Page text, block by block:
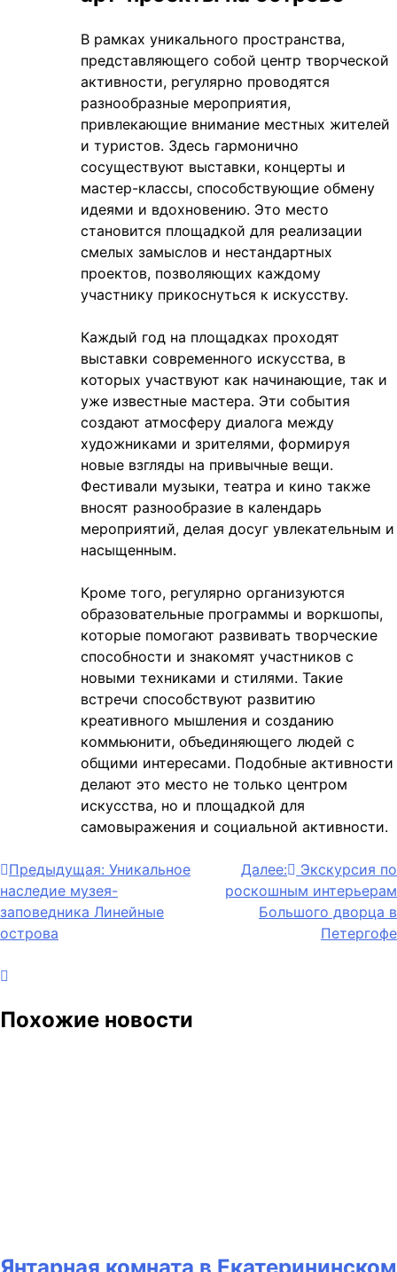
В рамках уникального пространства,
представляющего собой центр творческой
активности, регулярно проводятся
разнообразные мероприятия,
привлекающие внимание местных жителей
и туристов. Здесь гармонично
сосуществуют выставки, концерты и
мастер-классы, способствующие обмену
идеями и вдохновению. Это место
становится площадкой для реализации
смелых замыслов и нестандартных
проектов, позволяющих каждому
участнику прикоснуться к искусству.
Каждый год на площадках проходят
выставки современного искусства, в
которых участвуют как начинающие, так и
уже известные мастера. Эти события
создают атмосферу диалога между
художниками и зрителями, формируя
новые взгляды на привычные вещи.
Фестивали музыки, театра и кино также
вносят разнообразие в календарь
мероприятий, делая досуг увлекательным и
насыщенным.
Кроме того, регулярно организуются
образовательные программы и воркшопы,
которые помогают развивать творческие
способности и знакомят участников с
новыми техниками и стилями. Такие
встречи способствуют развитию
креативного мышления и созданию
коммьюнити, объединяющего людей с
общими интересами. Подобные активности
делают это место не только центром
искусства, но и площадкой для
самовыражения и социальной активности.
Навигация
по
записям
Предыдущая: Уникальное
наследие музея-
заповедника Линейные
острова
Далее:
Экскурсия по
роскошным интерьерам
Большого дворца в
Петергофе
Похожие новости